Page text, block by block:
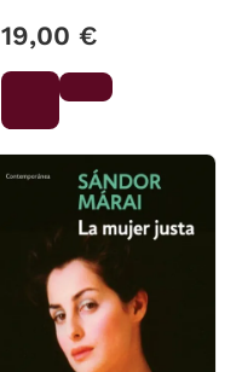
19,00 €